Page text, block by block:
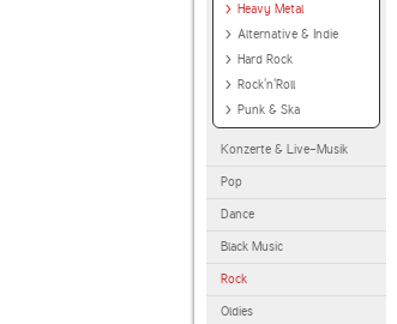
Heavy Metal
Alternative & Indie
Hard Rock
Rock'n'Roll
Punk & Ska
Konzerte & Live-Musik
Pop
Dance
Black Music
Rock
Oldies